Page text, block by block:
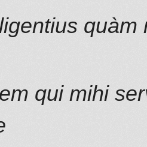
qui mihi